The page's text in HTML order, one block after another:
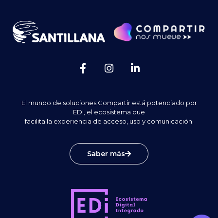
El mundo de soluciones Compartir está potenciado por
EDI, el ecosistema que
facilita la experiencia de acceso, uso y comunicación.
Saber más